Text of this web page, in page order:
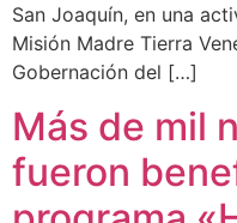
San Joaquín, en una
Misión Madre Tierra
Gobernación del […]
Más de mil
fueron